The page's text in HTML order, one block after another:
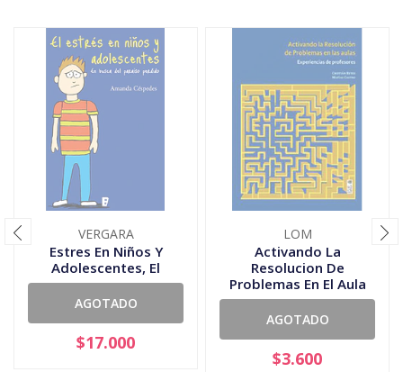
VERGARA
Estres En Niños Y
Adolescentes, El
AGOTADO
$17.000
LOM
Activando La
Resolucion De
Problemas En El Aula
AGOTADO
$3.600